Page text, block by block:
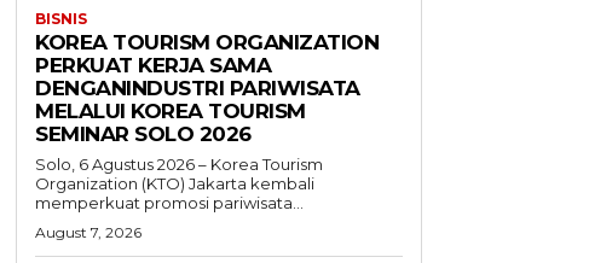
BISNIS
KOREA TOURISM ORGANIZATION
PERKUAT KERJA SAMA
DENGANINDUSTRI PARIWISATA
MELALUI KOREA TOURISM
SEMINAR SOLO 2026
Solo, 6 Agustus 2026 – Korea Tourism
Organization (KTO) Jakarta kembali
memperkuat promosi pariwisata...
August 7, 2026